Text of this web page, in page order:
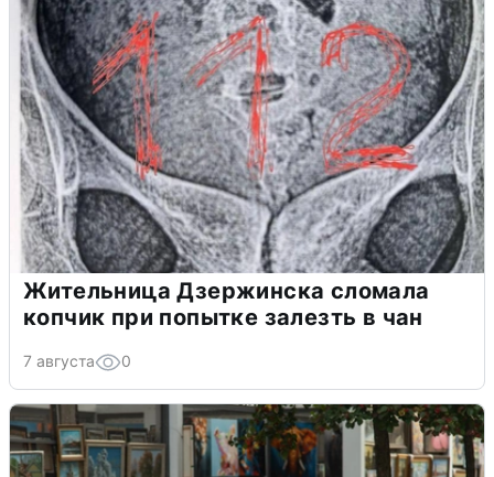
Жительница Дзержинска сломала
копчик при попытке залезть в чан
7 августа 0